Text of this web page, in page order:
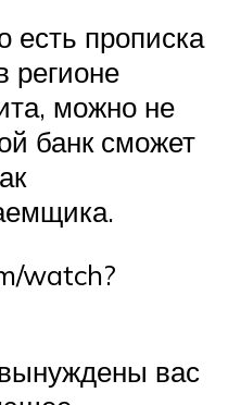
есть прописка
регионе
можно не
банк сможет
watch?
вас